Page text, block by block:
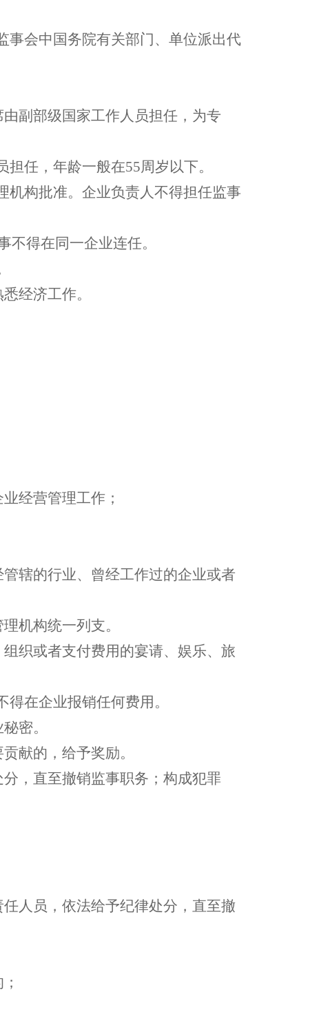
事会中国务院有关部门、单位派出代
副部级国家工作人员担任，为专
任，年龄一般在55周岁以下。
机构批准。企业负责人不得担任监事
得在同一企业连任。
经济工作。
经营管理工作；
辖的行业、曾经工作过的企业或者
机构统一列支。
织或者支付费用的宴请、娱乐、旅
在企业报销任何费用。
密。
献的，给予奖励。
，直至撤销监事职务；构成犯罪
人员，依法给予纪律处分，直至撤